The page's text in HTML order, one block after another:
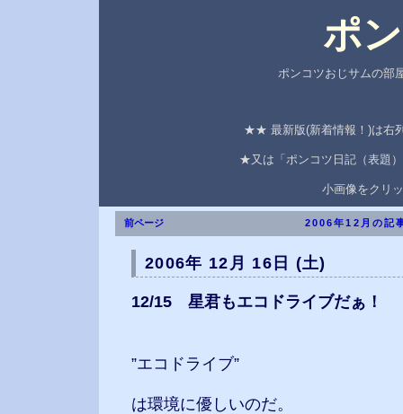
ポ
ポンコツおじサムの部
★★ 最新版(新着情報！)は右
★又は「ポンコツ日記（表題
小画像をクリ
前ページ 2006年12月の記
2006年 12月 16日 (土)
12/15 星君もエコドライブだぁ！
”エコドライブ”
は環境に優しいのだ。